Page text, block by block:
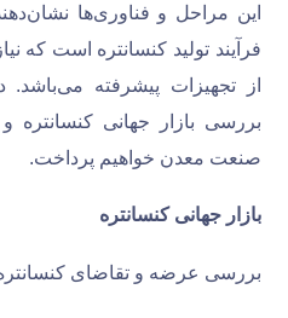
این مراحل و فناوری‌ها
فرآیند تولید کنسانتره است که
از تجهیزات پیشرفته
بررسی بازار جهانی کنسانتره
صنعت معدن خواهیم پرداخت.
بازار جهانی کنسانتره
بررسی عرضه و تقاضای کنسانتره